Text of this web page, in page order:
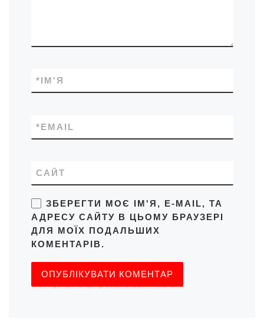
ІМ'Я
*
EMAIL
*
САЙТ
ЗБЕРЕГТИ МОЄ ІМ'Я, E-MAIL, ТА
АДРЕСУ САЙТУ В ЦЬОМУ БРАУЗЕРІ
ДЛЯ МОЇХ ПОДАЛЬШИХ
КОМЕНТАРІВ.